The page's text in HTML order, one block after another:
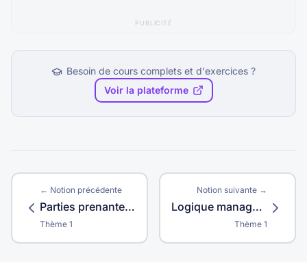
PUBLICITÉ
Besoin de cours complets et d'exercices ?
Voir la plateforme
← Notion précédente
Parties prenantes secondaires
Thème 1
Notion suivante →
Logique managériale
Thème 1